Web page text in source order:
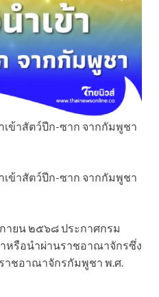
เข้าสัตว์ปีก-ซาก จากกัมพูชา
เข้าสัตว์ปีก-ซาก จากกัมพูชา
ายน ๒๕๖๘ ประกาศกรม
หรือนำผ่านราชอาณาจักรซึ่ง
าชอาณาจักรกัมพูชา พ.ศ.